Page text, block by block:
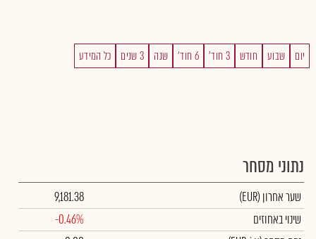
יום שבוע חודש 3 חוד' 6 חוד' שנה 3 שנים כל המידע
נתוני מסחר
שער אחרון (EUR)
9,181.38
שינוי באחוזים
-0.46%